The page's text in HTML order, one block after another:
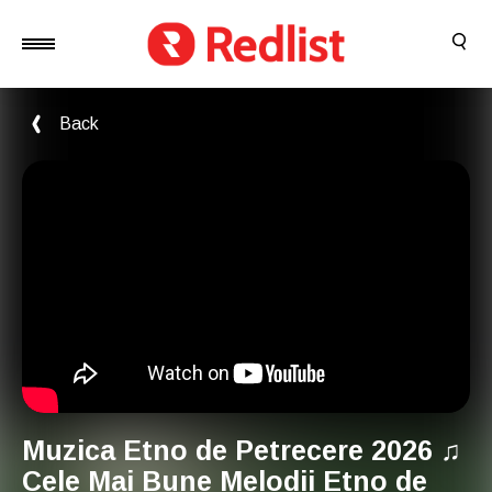
Back
Muzica Etno de Petrecere 2026 ♫
Cele Mai Bune Melodii Etno de